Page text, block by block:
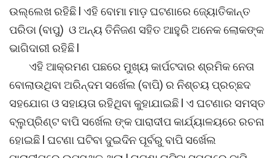
ଉଲ୍ଲେଖ ରହିଛି l ଏହି ବୋମା ମାଡ଼ ଘଟଣାରେ ଜ୍ୟୋତିକାନ୍ତ
ପରିଡା (ବାପୁ) ଓ ଅନ୍ୟ ତିନିଜଣ ସହିତ ଆହୁରି ଅନେକ ଲୋକଙ୍କ
ଭାଗିଦାରୀ ରହିଛି l
ଏହି ଆକ୍ରମଣ ପଛରେ ମୁଖ୍ୟ କାର୍ପଟଦାର ଶ୍ରମିକ ନେତା
ବୋଲାଉଥିବା ଅରିନ୍ଦମ ସର୍ଖେଲ (ବାପି) ର ନିଶ୍ଚୟ ପ୍ରଚ୍ଛଦ
ସହଯୋଗ ଓ ସହାୟତା ରହିଥିବା କୁହାଯାଇଛି l ଏ ଘଟଣାର ସମସ୍ତ
ବ୍ଲୁପ୍ରିଣ୍ଟ ବାପି ସର୍ଖେଲ ଙ୍କ ପାରାଦୀପ କାର୍ଯ୍ୟାଳୟରେ ରଚନା
ହୋଇଛି l ଘଟଣା ଘଟିବା ଦୁଇଦିନ ପୂର୍ବରୁ ବାପି ସର୍ଖେଲ